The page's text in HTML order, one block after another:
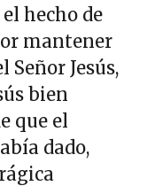
hecho de
mantener
Jesús,
bien
que el
dado,